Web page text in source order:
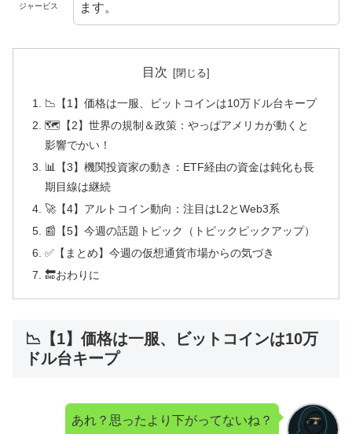
ジャービス
ます。
目次
📉【1】価格は一服、ビットコインは10万ドル台キープ
🗺️【2】世界の規制＆政策：やっぱアメリカが動くと
影響でかい！
📊【3】機関投資家の動き：ETF経由の資金は鈍化も長
期目線は継続
🚀【4】アルトコイン動向：注目はL2とWeb3系
📰【5】今週の話題トピック（トピックピックアップ）
✅【まとめ】今週の仮想通貨市場からの気づき
🔚おわりに
📉【1】価格は一服、ビットコインは10万
ドル台キープ
あれ？思ったより下がってないね？